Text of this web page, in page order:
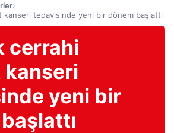
›
tedavisinde yeni bir dönem başlattı
cerrahi
yeni bir